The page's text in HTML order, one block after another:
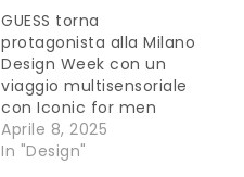
GUESS torna
protagonista alla Milano
Design Week con un
viaggio multisensoriale
con Iconic for men
Aprile 8, 2025
In "Design"